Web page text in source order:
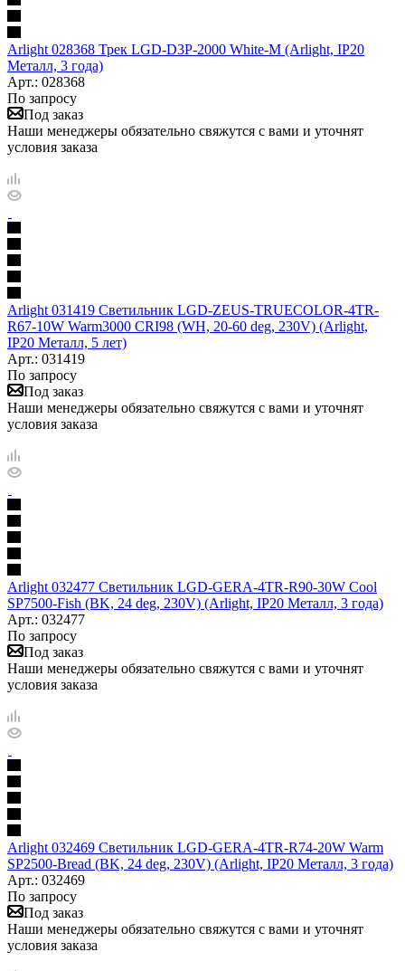
Arlight 028368 Трек LGD-D3P-2000 White-M (Arlight, IP20
Металл, 3 года)
Арт.: 028368
По запросу
Под заказ
Наши менеджеры обязательно свяжутся с вами и уточнят
условия заказа
Arlight 031419 Светильник LGD-ZEUS-TRUECOLOR-4TR-
R67-10W Warm3000 CRI98 (WH, 20-60 deg, 230V) (Arlight,
IP20 Металл, 5 лет)
Арт.: 031419
По запросу
Под заказ
Наши менеджеры обязательно свяжутся с вами и уточнят
условия заказа
Arlight 032477 Светильник LGD-GERA-4TR-R90-30W Cool
SP7500-Fish (BK, 24 deg, 230V) (Arlight, IP20 Металл, 3 года)
Арт.: 032477
По запросу
Под заказ
Наши менеджеры обязательно свяжутся с вами и уточнят
условия заказа
Arlight 032469 Светильник LGD-GERA-4TR-R74-20W Warm
SP2500-Bread (BK, 24 deg, 230V) (Arlight, IP20 Металл, 3 года)
Арт.: 032469
По запросу
Под заказ
Наши менеджеры обязательно свяжутся с вами и уточнят
условия заказа